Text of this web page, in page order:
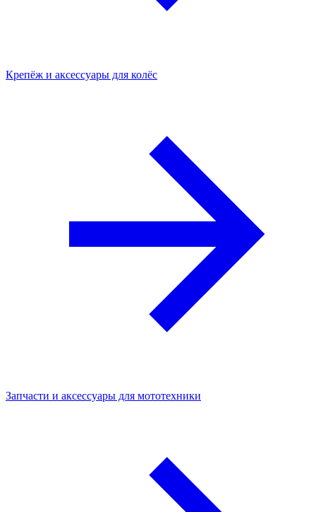
Крепёж и аксессуары для колёс
Запчасти и аксессуары для мототехники